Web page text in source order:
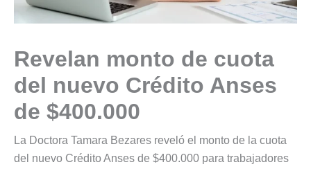
Revelan monto de cuota
del nuevo Crédito Anses
de $400.000
La Doctora Tamara Bezares reveló el monto de la cuota
del nuevo Crédito Anses de $400.000 para trabajadores